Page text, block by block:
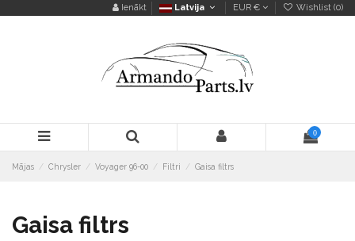
Ienākt Latvija EUR € Wishlist (0)
0
Mājas Chrysler Voyager 96-00 Filtri Gaisa filtrs
Gaisa filtrs